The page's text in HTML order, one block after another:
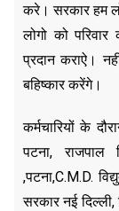
करे। सरकार हम
लोगो को
प्रदान कराऐ।
बहिष्कार करेंगे।
कर्मचारियों के
पटना, राजपाल
,पटना,C.M.D.
सरकार नई दिल्ली,